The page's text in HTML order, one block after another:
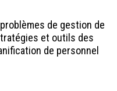
de gestion de
et outils des
de personnel